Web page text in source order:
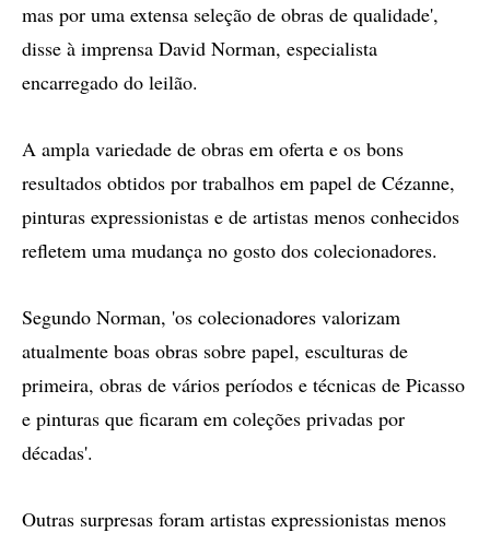
mas por uma extensa seleção de obras de qualidade',
disse à imprensa David Norman, especialista
encarregado do leilão.
A ampla variedade de obras em oferta e os bons
resultados obtidos por trabalhos em papel de Cézanne,
pinturas expressionistas e de artistas menos conhecidos
refletem uma mudança no gosto dos colecionadores.
Segundo Norman, 'os colecionadores valorizam
atualmente boas obras sobre papel, esculturas de
primeira, obras de vários períodos e técnicas de Picasso
e pinturas que ficaram em coleções privadas por
décadas'.
Outras surpresas foram artistas expressionistas menos